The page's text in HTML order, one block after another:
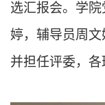
选汇报会。学
婷，辅导员周
并担任评委，各